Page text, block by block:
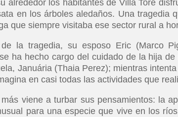
alrededor los habitantes de Villa Toré
en los árboles aledaños. Una tragedia
que siempre visitaba ese sector rural a
la tragedia, su esposo Eric (Marco
ha hecho cargo del cuidado de la hija
Januária (Thaia Perez); mientras
en casi todas las actividades que
viene a turbar sus pensamientos: la
para una especie que vive en los